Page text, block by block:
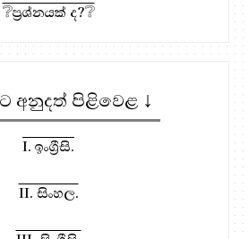
❔ප්‍රශ්නයක් ද?❔
අනුදත් පිළිවෙළ ↓
I. ඉංග්‍රීසි.
II. සිංහල.